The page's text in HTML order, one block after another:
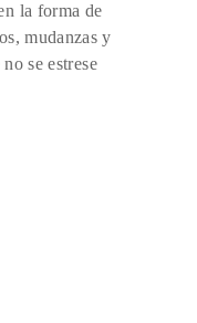
la forma de
mudanzas y
se estrese